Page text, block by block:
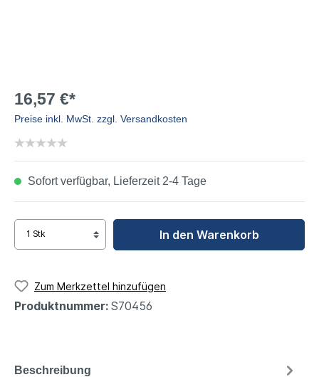
16,57 €*
Preise inkl. MwSt. zzgl. Versandkosten
Sofort verfügbar, Lieferzeit 2-4 Tage
In den Warenkorb
Zum Merkzettel hinzufügen
Produktnummer: S70456
Beschreibung